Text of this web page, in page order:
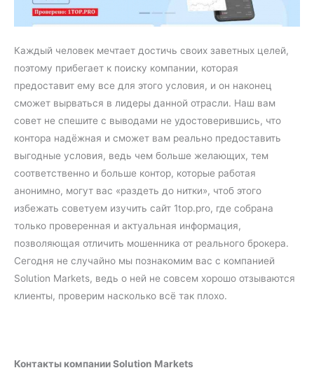
Каждый человек мечтает достичь своих заветных целей,
поэтому прибегает к поиску компании, которая
предоставит ему все для этого условия, и он наконец
сможет вырваться в лидеры данной отрасли. Наш вам
совет не спешите с выводами не удостоверившись, что
контора надёжная и сможет вам реально предоставить
выгодные условия, ведь чем больше желающих, тем
соответственно и больше контор, которые работая
анонимно, могут вас «раздеть до нитки», чтоб этого
избежать советуем изучить сайт 1top.pro, где собрана
только проверенная и актуальная информация,
позволяющая отличить мошенника от реального брокера.
Сегодня не случайно мы познакомим вас с компанией
Solution Markets, ведь о ней не совсем хорошо отзываются
клиенты, проверим насколько всё так плохо.
Контакты компании Solution Markets